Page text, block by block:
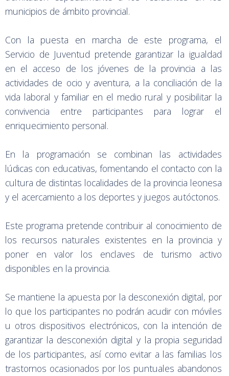
municipios de ámbito provincial.
Con la puesta en marcha de este programa, el
Servicio de Juventud pretende garantizar la igualdad
en el acceso de los jóvenes de la provincia a las
actividades de ocio y aventura, a la conciliación de la
vida laboral y familiar en el medio rural y posibilitar la
convivencia entre participantes para lograr el
enriquecimiento personal.
En la programación se combinan las actividades
lúdicas con educativas, fomentando el contacto con la
cultura de distintas localidades de la provincia leonesa
y el acercamiento a los deportes y juegos autóctonos.
Este programa pretende contribuir al conocimiento de
los recursos naturales existentes en la provincia y
poner en valor los enclaves de turismo activo
disponibles en la provincia.
Se mantiene la apuesta por la desconexión digital, por
lo que los participantes no podrán acudir con móviles
u otros dispositivos electrónicos, con la intención de
garantizar la desconexión digital y la propia seguridad
de los participantes, así como evitar a las familias los
trastornos ocasionados por los puntuales abandonos